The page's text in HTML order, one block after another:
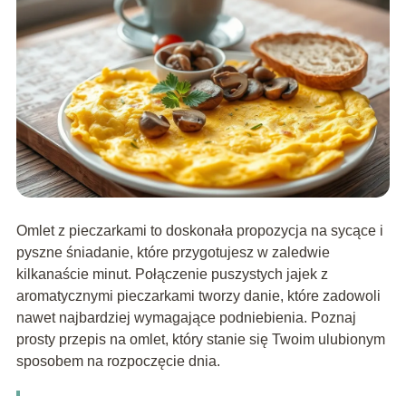
Omlet z pieczarkami to doskonała propozycja na sycące i
pyszne śniadanie, które przygotujesz w zaledwie
kilkanaście minut. Połączenie puszystych jajek z
aromatycznymi pieczarkami tworzy danie, które zadowoli
nawet najbardziej wymagające podniebienia. Poznaj
prosty przepis na omlet, który stanie się Twoim ulubionym
sposobem na rozpoczęcie dnia.